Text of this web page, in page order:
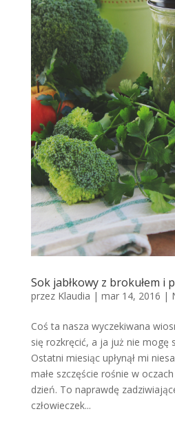
Sok jabłkowy z brokułem i
przez Klaudia | mar 14, 2016 |
Coś ta nasza wyczekiwana
się rozkręcić, a ja już nie mogę
Ostatni miesiąc upłynął mi
małe szczęście rośnie w
dzień. To naprawdę
człowieczek...